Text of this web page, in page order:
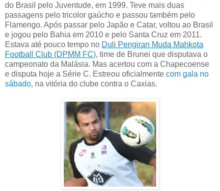
do Brasil pelo Juventude, em 1999. Teve mais duas
passagens pelo tricolor gaúcho e passou também pelo
Flamengo. Após passar pelo Japão e Catar, voltou ao Brasil
e jogou pelo Bahia em 2010 e pelo Santa Cruz em 2011.
Estava até pouco tempo no Duli Pengiran Muda Mahkota
Football Club (DPMM FC), time de Brunei que disputava o
campeonato da Malásia. Mas acertou com a Chapecoense
e disputa hoje a Série C. Estreou oficialmente com gala no
sábado, na vitória do clube contra o Caxias.